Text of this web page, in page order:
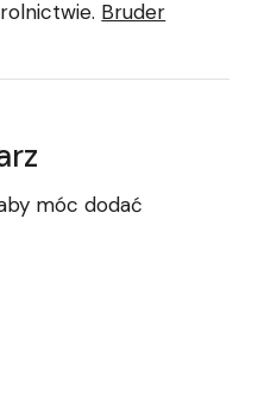
Bruder
móc dodać